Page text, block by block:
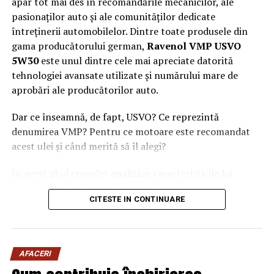
lumea, cartea nu mai este doar un obiect pe care îl
răsfoiește din când în când, ci o experiență la care revine
firesc.
ARTICOLE PE ACEIASI TEMA:
URMATORUL
marchează un an de activitate în marketing, publicitate
și PR. Valoarea businessurilor din portofoliu depășește
200 de milioane de euro
special la gala 40 under 40 din New York
pasionaților auto și ale comunităților dedicate
întreținerii automobilelor. Dintre toate produsele din
gama producătorului german, Ravenol VMP USVO
5W30este unul dintre cele mai apreciate datorită
tehnologiei avansate utilizate și numărului mare de
aprobări ale producătorilor auto.
Dar ce înseamnă, de fapt, USVO? Ce reprezintă
denumirea VMP? Pentru ce motoare este recomandat
acest ulei și când merită să îl alegi?
Ravenol VMP USVO 5W30 și explicăm de ce este
considerat unul dintre cele mai performante uleiuri de
Ravenol este un producător german de lubrifianți
CITESTE IN CONTINUARE
AFACERI